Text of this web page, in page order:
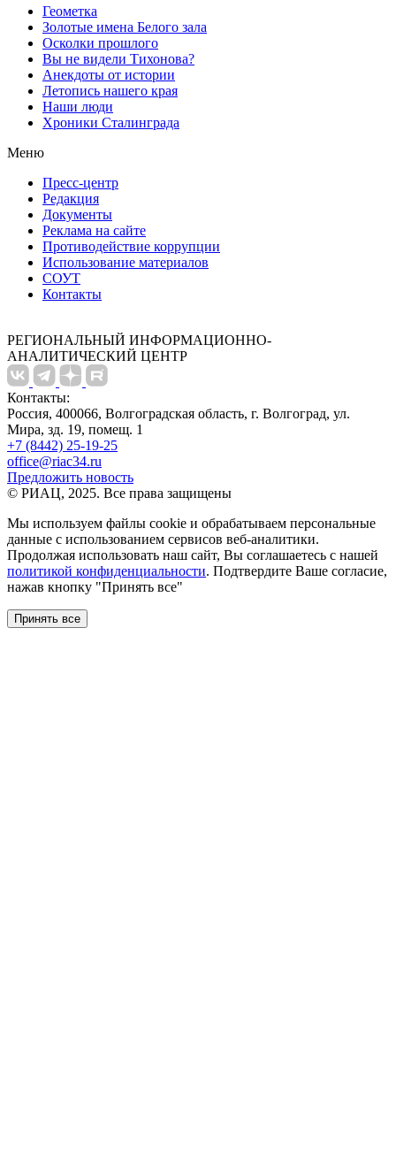
Геометка
Золотые имена Белого зала
Осколки прошлого
Вы не видели Тихонова?
Анекдоты от истории
Летопись нашего края
Наши люди
Хроники Сталинграда
Меню
Пресс-центр
Редакция
Документы
Реклама на сайте
Противодействие коррупции
Использование материалов
СОУТ
Контакты
РЕГИОНАЛЬНЫЙ ИНФОРМАЦИОННО-
АНАЛИТИЧЕСКИЙ ЦЕНТР
Контакты:
Россия, 400066, Волгоградская область, г. Волгоград, ул.
Мира, зд. 19, помещ. 1
+7 (8442) 25-19-25
office@riac34.ru
Предложить новость
© РИАЦ, 2025. Все права защищены
Мы используем файлы сookie и обрабатываем персональные
данные с использованием сервисов веб-аналитики.
Продолжая использовать наш сайт, Вы соглашаетесь с нашей
политикой конфиденциальности. Подтвердите Ваше согласие,
нажав кнопку "Принять все"
Принять все